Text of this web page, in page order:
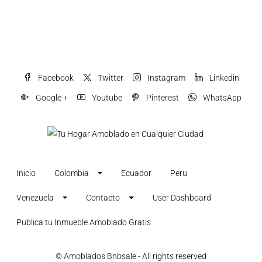
Facebook Twitter Instagram Linkedin
Google + Youtube Pinterest WhatsApp
Inicio Colombia Ecuador Peru
Venezuela Contacto User Dashboard
Publica tu Inmueble Amoblado Gratis
© Amoblados Bnbsale - All rights reserved